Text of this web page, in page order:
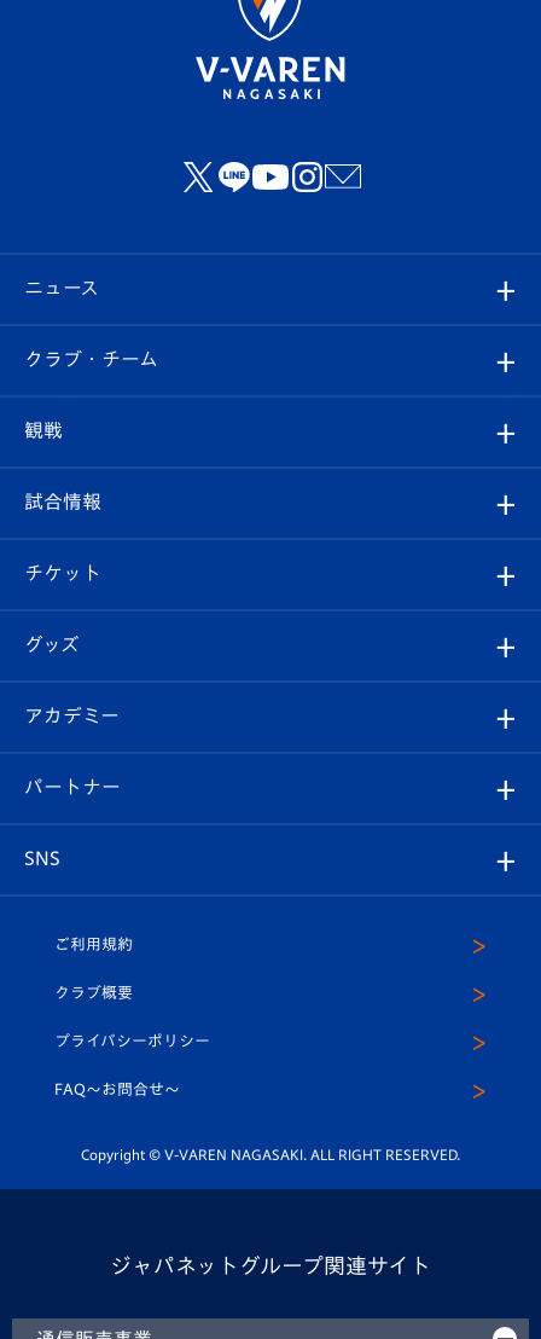
ニュース
すべて
クラブ
試合情報
チケット
イベント
メディア
ホームタウン
クラブ・チーム
クラブ概要
エンブレム紹介
スタッフプロフィール
マスコット紹介
平和祈念活動
ホームタウン活動
観戦
観戦ルール
はじめての観戦ガイド
Revive Team
ヴィヴィくんの長崎おもてなしガイド
試合情報
試合日程/結果
フォトギャラリー
スタジアムグルメ
チケット
チケット
V-LOVERS（ファンクラブ）
プレイヤーズスイート
グッズ
オンラインショップ
店舗情報
アカデミー
育成からのお知らせ
U-18
スクール
パートナー
SNS
ヴィヴィくんインスタグラム
公式LINE＠
ご利用規約
クラブ概要
プライバシーポリシー
FAQ〜お問合せ〜
Copyright © V-VAREN NAGASAKI. ALL RIGHT RESERVED.
ジャパネットグループ関連サイト